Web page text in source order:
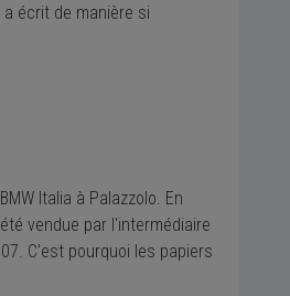
écrit de manière si
Italia à Palazzolo. En
vendue par l'intermédiaire
C'est pourquoi les papiers